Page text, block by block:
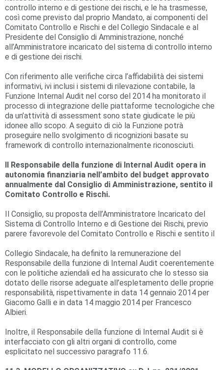
controllo interno e di gestione dei rischi, e le ha trasmesse,
così come previsto dal proprio Mandato, ai componenti del
Comitato Controllo e Rischi e del Collegio Sindacale e al
Presidente del Consiglio di Amministrazione, nonché
all’Amministratore incaricato del sistema di controllo interno
e di gestione dei rischi.
Con riferimento alle verifiche circa l’affidabilità dei sistemi
informativi, ivi inclusi i sistemi di rilevazione contabile, la
Funzione Internal Audit nel corso del 2014 ha monitorato il
processo di integrazione delle piattaforme tecnologiche che
da un’attività di assessment sono state giudicate le più
idonee allo scopo. A seguito di ciò la Funzione potrà
proseguire nello svolgimento di ricognizioni basate su
framework di controllo internazionalmente riconosciuti.
Il Responsabile della funzione di Internal Audit opera in
autonomia finanziaria nell’ambito del budget approvato
annualmente dal Consiglio di Amministrazione, sentito il
Comitato Controllo e Rischi.
Il Consiglio, su proposta dell’Amministratore Incaricato del
Sistema di Controllo Interno e di Gestione dei Rischi, previo
parere favorevole del Comitato Controllo e Rischi e sentito il
Collegio Sindacale, ha definito la remunerazione del
Responsabile della funzione di Internal Audit coerentemente
con le politiche aziendali ed ha assicurato che lo stesso sia
dotato delle risorse adeguate all’espletamento delle proprie
responsabilità, rispettivamente in data 14 gennaio 2014 per
Giacomo Galli e in data 14 maggio 2014 per Francesco
Albieri.
Inoltre, il Responsabile della funzione di Internal Audit si è
interfacciato con gli altri organi di controllo, come
esplicitato nel successivo paragrafo 11.6.